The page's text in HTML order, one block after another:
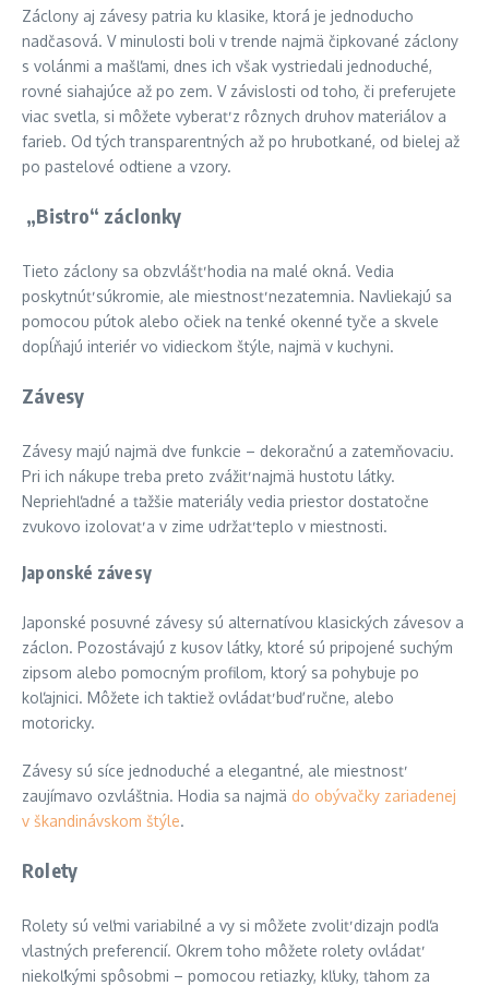
Záclony aj závesy patria ku klasike, ktorá je jednoducho
nadčasová. V minulosti boli v trende najmä čipkované záclony
s volánmi a mašľami, dnes ich však vystriedali jednoduché,
rovné siahajúce až po zem. V závislosti od toho, či preferujete
viac svetla, si môžete vyberať z rôznych druhov materiálov a
farieb. Od tých transparentných až po hrubotkané, od bielej až
po pastelové odtiene a vzory.
„Bistro“ záclonky
Tieto záclony sa obzvlášť hodia na malé okná. Vedia
poskytnúť súkromie, ale miestnosť nezatemnia. Navliekajú sa
pomocou pútok alebo očiek na tenké okenné tyče a skvele
dopĺňajú interiér vo vidieckom štýle, najmä v kuchyni.
Závesy
Závesy majú najmä dve funkcie – dekoračnú a zatemňovaciu.
Pri ich nákupe treba preto zvážiť najmä hustotu látky.
Nepriehľadné a ťažšie materiály vedia priestor dostatočne
zvukovo izolovať a v zime udržať teplo v miestnosti.
Japonské závesy
Japonské posuvné závesy sú alternatívou klasických závesov a
záclon. Pozostávajú z kusov látky, ktoré sú pripojené suchým
zipsom alebo pomocným profilom, ktorý sa pohybuje po
koľajnici. Môžete ich taktiež ovládať buď ručne, alebo
motoricky.
Závesy sú síce jednoduché a elegantné, ale miestnosť
zaujímavo ozvláštnia. Hodia sa najmä do obývačky zariadenej
v škandinávskom štýle.
Rolety
Rolety sú veľmi variabilné a vy si môžete zvoliť dizajn podľa
vlastných preferencií. Okrem toho môžete rolety ovládať
niekoľkými spôsobmi – pomocou retiazky, kľuky, ťahom za